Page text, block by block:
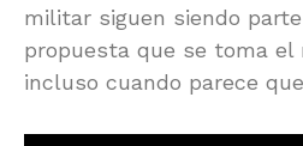
militar siguen siendo
propuesta que se toma el
incluso cuando parece